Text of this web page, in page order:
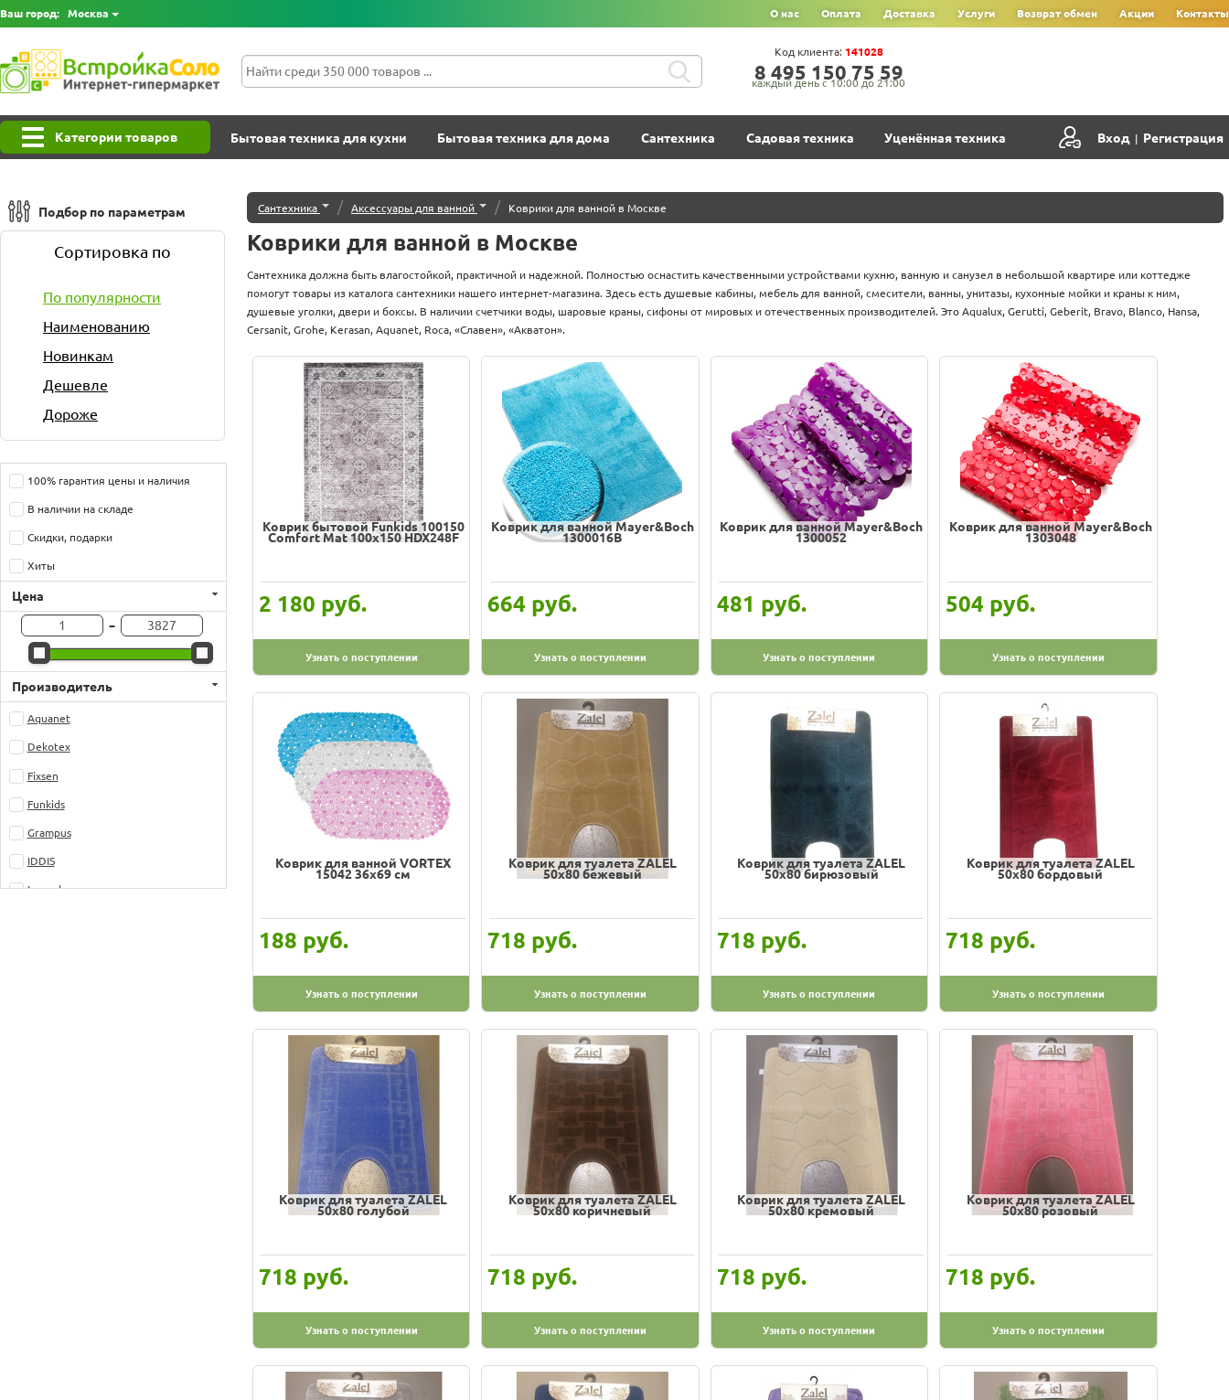
Ваш город: Москва О нас Оплата Доставка Услуги Возврат обмен Акции Контакты
8‍ 4‍9‍5‍ 1‍5‍0‍ 7‍5‍ 5‍9‍
каждый день с 10:00 до 21:00
Код клиента: 141028
Категории товаров Бытовая техника для кухни Бытовая техника для дома Сантехника Садовая техника Уценённая техника Вход | Регистрация
Подбор по параметрам
Сортировка по
По популярности
Наименованию
Новинкам
Дешевле
Дороже
100% гарантия цены и наличия
В наличии на складе
Скидки, подарки
Хиты
Цена
-
Производитель
Aquanet
Dekotex
Fixsen
Funkids
Grampus
IDDIS
Lemark
Сантехника / Аксессуары для ванной / Коврики для ванной в Москве
Коврики для ванной в Москве
Сантехника должна быть влагостойкой, практичной и надежной. Полностью оснастить качественными устройствами кухню, ванную и санузел в небольшой квартире или коттедже
помогут товары из каталога сантехники нашего интернет-магазина. Здесь есть душевые кабины, мебель для ванной, смесители, ванны, унитазы, кухонные мойки и краны к ним,
душевые уголки, двери и боксы. В наличии счетчики воды, шаровые краны, сифоны от мировых и отечественных производителей. Это Aqualux, Gerutti, Geberit, Bravo, Blanco, Hansa,
Cersanit, Grohe, Kerasan, Aquanet, Roca, «Славен», «Акватон».
Коврик бытовой Funkids 100150
Comfort Mat 100х150 HDX248F
2 180 руб.
Узнать о поступлении
Коврик для ванной Mayer&Boch
1300016B
664 руб.
Узнать о поступлении
Коврик для ванной Mayer&Boch
1300052
481 руб.
Узнать о поступлении
Коврик для ванной Mayer&Boch
1303048
504 руб.
Узнать о поступлении
Коврик для ванной VORTEX
15042 36x69 см
188 руб.
Узнать о поступлении
Коврик для туалета ZALEL
50х80 бежевый
718 руб.
Узнать о поступлении
Коврик для туалета ZALEL
50х80 бирюзовый
718 руб.
Узнать о поступлении
Коврик для туалета ZALEL
50х80 бордовый
718 руб.
Узнать о поступлении
Коврик для туалета ZALEL
50х80 голубой
718 руб.
Узнать о поступлении
Коврик для туалета ZALEL
50х80 коричневый
718 руб.
Узнать о поступлении
Коврик для туалета ZALEL
50х80 кремовый
718 руб.
Узнать о поступлении
Коврик для туалета ZALEL
50х80 розовый
718 руб.
Узнать о поступлении